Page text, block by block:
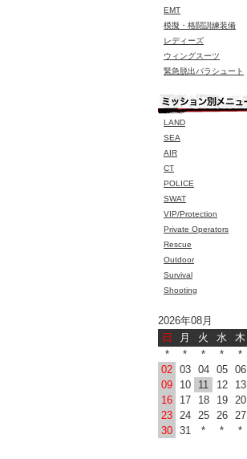
EMT
模擬・格闘訓練装備
レディーズ
ウィングスーツ
緊急脱出パラシュート
LAND
SEA
AIR
CT
POLICE
SWAT
VIP/Protection
Private Operators
Rescue
Outdoor
Survival
Shooting
2026年08月
日
月 火 水 木
*
* * * *
02 03 04 05 06
09
10 11 12 13
16
17 18 19 20
23
24 25 26 27
30 31 * * *